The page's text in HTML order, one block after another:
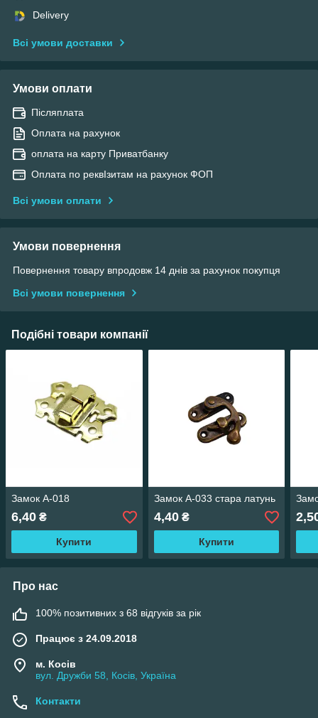
Delivery
Всі умови доставки
Умови оплати
Післяплата
Оплата на рахунок
оплата на карту Приватбанку
Оплата по реквІзитам на рахунок ФОП
Всі умови оплати
Умови повернення
Повернення товару впродовж 14 днів за рахунок покупця
Всі умови повернення
Подібні товари компанії
Замок А-018
6,40 ₴
Купити
Замок А-033 стара латунь
4,40₴
Купити
Про нас
100% позитивних з 68 відгуків за рік
Працює з 24.09.2018
м. Косів
вул. Дружби 58, Косів, Україна
Контакти